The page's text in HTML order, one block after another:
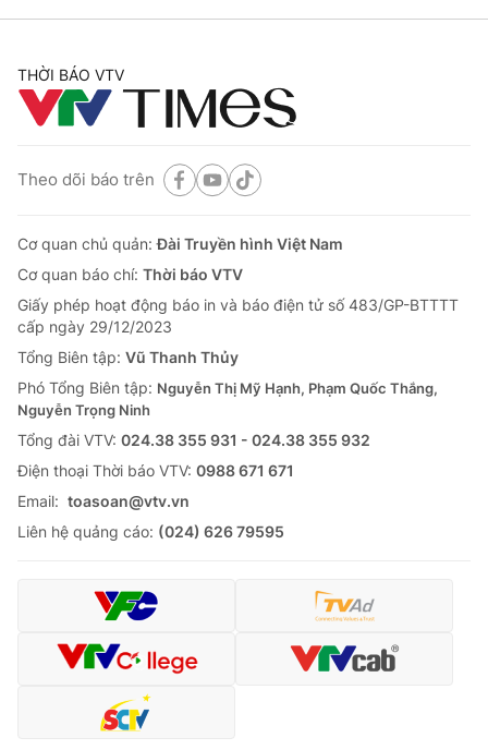
THỜI BÁO VTV
Theo dõi báo trên
Cơ quan chủ quản:Đài Truyền hình Việt Nam
Cơ quan báo chí: Thời báo VTV
Giấy phép hoạt động báo in và báo điện tử số 483/GP-BTTTT
cấp ngày 29/12/2023
Tổng Biên tập: Vũ Thanh Thủy
Phó Tổng Biên tập: Nguyễn Thị Mỹ Hạnh, Phạm Quốc Thắng,
Nguyễn Trọng Ninh
Tổng đài VTV: 024.38 355 931 - 024.38 355 932
Ðiện thoại Thời báo VTV: 0988 671 671
Email: toasoan@vtv.vn
Liên hệ quảng cáo: (024) 626 79595